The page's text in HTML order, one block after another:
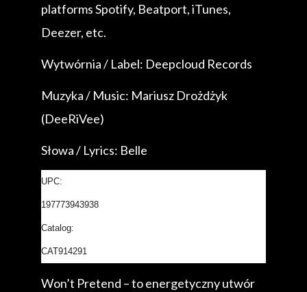
platforms Spotify, Beatport, iTunes,
Deezer, etc.
Wytwórnia / Label: Deepcloud Records
Muzyka / Music: Mariusz Drożdżyk
(DeeRiVee)
Słowa / Lyrics: Belle
UPC:
197773943938
Catalog:
CAT914291
Won’t Pretend – to energetyczny utwór